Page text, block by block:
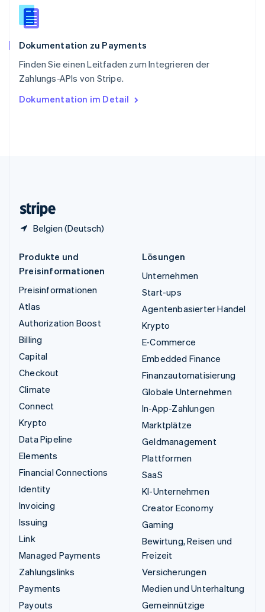
Dokumentation zu Payments
Finden Sie einen Leitfaden zum Integrieren der
Zahlungs-APIs von Stripe.
Dokumentation im Detail
Belgien (Deutsch)
English
Spanien
Thailand
Tschechische Republik
English
English
Produkte und
Preisinformationen
Preisinformationen
Atlas
Authorization Boost
Billing
Capital
Checkout
Climate
Connect
Krypto
Data Pipeline
Elements
Financial Connections
Identity
Invoicing
Issuing
Link
Managed Payments
Zahlungslinks
Payments
Payouts
Lösungen
Unternehmen
Start-ups
Agentenbasierter Handel
Krypto
E-Commerce
Embedded Finance
Finanzautomatisierung
Globale Unternehmen
In-App-Zahlungen
Marktplätze
Geldmanagement
Plattformen
SaaS
KI-Unternehmen
Creator Economy
Gaming
Bewirtung, Reisen und
Freizeit
Versicherungen
Medien und Unterhaltung
Gemeinnützige